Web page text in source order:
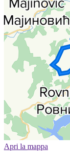
Apri la mappa